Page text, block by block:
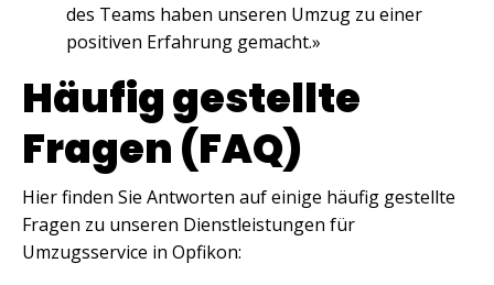
des Teams haben unseren Umzug zu einer
positiven Erfahrung gemacht.»
Häufig gestellte
Fragen (FAQ)
Hier finden Sie Antworten auf einige häufig gestellte
Fragen zu unseren Dienstleistungen für
Umzugsservice in Opfikon: